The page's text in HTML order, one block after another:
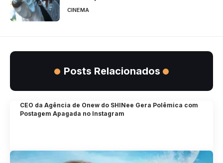
CINEMA
Posts Relacionados
CEO da Agência de Onew do SHINee Gera Polêmica com
Postagem Apagada no Instagram